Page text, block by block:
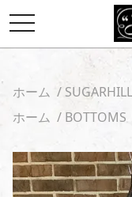
toggle
ホーム / SUGARHILL
ホーム / BOTTOMS